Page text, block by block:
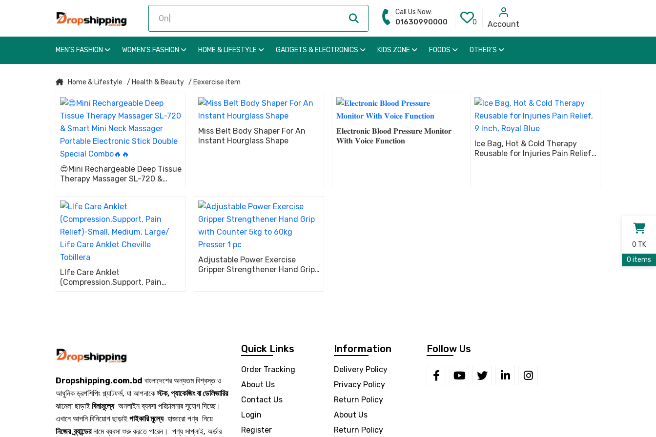
Call Us Now:
01630990000 0 Account
MEN'S FASHION WOMEN'S FASHION HOME & LIFESTYLE GADGETS & ELECTRONICS KIDS ZONE FOODS OTHER'S
Home & Lifestyle / Health & Beauty / Eexercise item
😍Mini Rechargeable Deep Tissue
Therapy Massager SL-720 &
Portable Electronic Stick Double
Special Combo🔥🔥
Miss Belt Body Shaper For An
Instant Hourglass Shape
𝐄𝐥𝐞𝐜𝐭𝐫𝐨𝐧𝐢𝐜 𝐁𝐥𝐨𝐨𝐝 𝐏𝐫𝐞𝐬𝐬𝐮𝐫𝐞 𝐌𝐨𝐧𝐢𝐭𝐨𝐫
𝐖𝐢𝐭𝐡 𝐕𝐨𝐢𝐜𝐞 𝐅𝐮𝐧𝐜𝐭𝐢𝐨𝐧
Ice Bag, Hot & Cold Therapy
Reusable for Injuries Pain Relief,
LIfe Care Anklet
(Compression,Support, Pain
Adjustable Power Exercise
Gripper Strengthener Hand Grip
Dropshipping.com.bd বাংলাদেশের অন্যতম বিশ্বস্ত ও
আধুনিক ড্রপশিপিং প্ল্যাটফর্ম, যা আপনাকেস্টক, প্যাকেজিং বা ডেলিভারির
ঝামেলা ছাড়াই বিনামূল্যেঅনলাইন ব্যবসা পরিচালনার সুযোগ দিচ্ছে।
এখানে আপনি বিনিয়োগ ছাড়াই পাইকারি মূল্যেহাজারো পণ্য নিয়ে
নিজের ব্র্যান্ডেরনামে ব্যবসা শুরু করতে পারেন। পণ্য সাপ্লাই, অর্ডার
Quick Links
Order Tracking
About Us
Contact Us
Login
Register
Information
Delivery Policy
Privacy Policy
Return Policy
About Us
Return Policy
Follow Us
0 TK
0 items